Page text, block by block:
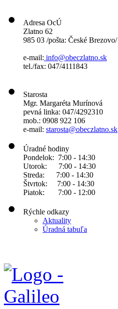
Adresa OcÚ
Zlatno 62
985 03 /pošta: České Brezovo/
e-mail: info@obeczlatno.sk
tel./fax: 047/4111843
Starosta
Mgr. Margaréta Murínová
pevná linka: 047/4292310
mob.: 0908 922 106
e-mail: starosta@obeczlatno.sk
Úradné hodiny
Pondelok: 7:00 - 14:30
Utorok: 7:00 - 14:30
Streda: 7:00 - 14:30
Štvrtok: 7:00 - 14:30
Piatok: 7:00 - 12:00
Rýchle odkazy
Aktuality
Úradná tabuľa